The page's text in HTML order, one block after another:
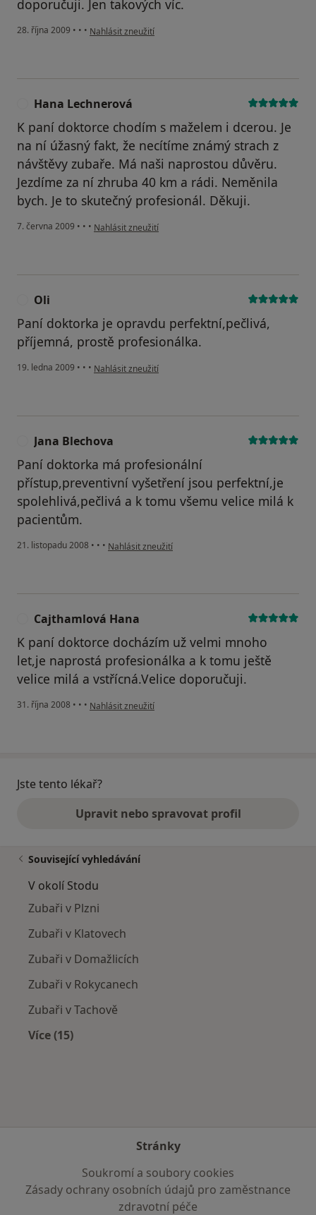
doporučuji. Jen takových víc.
28. října 2009 • • • podle názoru uživatele Venda
Nahlásit zneužití
Hana Lechnerová
K paní doktorce chodím s maželem i dcerou. Je
na ní úžasný fakt, že necítíme známý strach z
návštěvy zubaře. Má naši naprostou důvěru.
Jezdíme za ní zhruba 40 km a rádi. Neměnila
bych. Je to skutečný profesionál. Děkuji.
7. června 2009 • • • podle názoru uživatele Hana Lechnerová
Nahlásit zneužití
Oli
Paní doktorka je opravdu perfektní,pečlivá,
příjemná, prostě profesionálka.
19. ledna 2009 • • • podle názoru uživatele Oli
Nahlásit zneužití
Jana Blechova
Paní doktorka má profesionální
přístup,preventivní vyšetření jsou perfektní,je
spolehlivá,pečlivá a k tomu všemu velice milá k
pacientům.
21. listopadu 2008 • • • podle názoru uživatele Jana Blechova
Nahlásit zneužití
Cajthamlová Hana
K paní doktorce docházím už velmi mnoho
let,je naprostá profesionálka a k tomu ještě
velice milá a vstřícná.Velice doporučuji.
31. října 2008 • • • podle názoru uživatele Cajthamlová Hana
Nahlásit zneužití
Jste tento lékař?
Upravit nebo spravovat profil
Související vyhledávání
V okolí Stodu
Zubaři v Plzni
Zubaři v Klatovech
Zubaři v Domažlicích
Zubaři v Rokycanech
Zubaři v Tachově
Více (15)
Stránky
Soukromí a soubory cookies
Zásady ochrany osobních údajů pro zaměstnance
zdravotní péče